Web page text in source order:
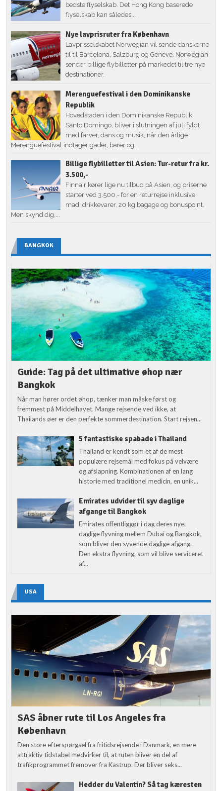
bedste flyselskab. Det Hong Kong baserede
flyselskab kan således...
Nye lavprisruter fra København
Lavprisselskabet Norwegian vil sende danskerne
til til Barcelona, Salzburg og Geneve. Norwegian
sender billige flybilletter på markedet til tre nye
destinationer.
Merenguefestival i den Dominikanske
Republik
Hovedstaden i den Dominikanske Republik,
Santo Domingo, bliver i slutningen af juli fyldt
med farver, dans og musik, når den årlige
Merenguefestival indtager gader, barer og...
Billige flybilletter til Asien: Tur-retur fra kr.
3.500,-
Finnair kører lige nu tilbud på Asien, og priserne
starter ved 3.500,- for en returrejse inklusive
mad, drikkevarer, 20 kg bagage og bonuspoint.
Men skynd dig,...
BANGKOK
Guide: Tag på det ultimative øhop nær
Bangkok
Når man hører ordet øhop, tænker man måske først og
fremmest på Middelhavet. Mange rejsende ved ikke, at
Thailands øer er den perfekte sommerdestination. Start rejsen...
5 fantastiske spabade i Thailand
Thailand er kendt som et af de mest
populære rejsemål med fokus på velvære
og afslapning. Kombinationen af en lang
historie med traditionel medicin, en unik...
Emirates udvider til syv daglige
afgange til Bangkok
Emirates offentliggør i dag deres nye,
daglige flyvning mellem Dubai og Bangkok,
som bliver den syvende daglige afgang.
Den ekstra flyvning, som vil blive serviceret
af...
USA
SAS åbner rute til Los Angeles fra
København
Den store efterspørgsel fra fritidsrejsende i Danmark, en mere
attraktiv tidstabel medvirker til, at ruten bliver en del af
trafikprogrammet fremover fra Kastrup. Der bliver seks...
Hedder du Valentin? Så tag kæresten